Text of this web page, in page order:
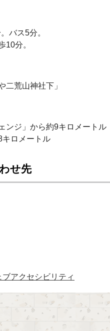
バス5分。
10分。
二荒山神社下」
ンジ」から約9キロメートル
キロメートル
せ先
ブアクセシビリティ